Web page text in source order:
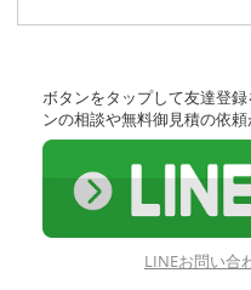
ボタンをタップして友達登
ンの相談や無料御見積の依頼
LINEお問い合